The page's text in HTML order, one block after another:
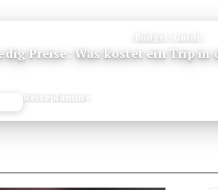
Preise: Was kostet ein Trip
Reiseplanung